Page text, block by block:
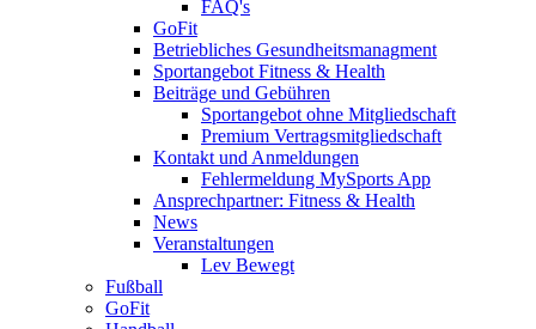
FAQ's
GoFit
Betriebliches Gesundheitsmanagment
Sportangebot Fitness & Health
Beiträge und Gebühren
Sportangebot ohne Mitgliedschaft
Premium Vertragsmitgliedschaft
Kontakt und Anmeldungen
Fehlermeldung MySports App
Ansprechpartner: Fitness & Health
News
Veranstaltungen
Lev Bewegt
Fußball
GoFit